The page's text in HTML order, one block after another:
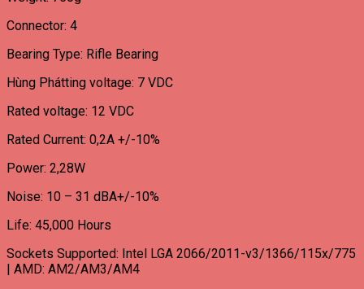
Connector: 4
Bearing Type: Rifle Bearing
Hùng Phátting voltage: 7 VDC
Rated voltage: 12 VDC
Rated Current: 0,2A +/-10%
Power: 2,28W
Noise: 10 – 31 dBA+/-10%
Life: 45,000 Hours
Sockets Supported: Intel LGA 2066/2011-v3/1366/115x/775
| AMD: AM2/AM3/AM4